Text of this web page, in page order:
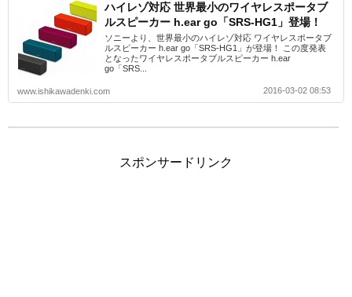
ハイレゾ対応 世界最小のワイヤレスポータブ
ルスピーカー h.ear go「SRS-HG1」登場！
ソニーより、世界最小のハイレゾ対応 ワイヤレスポータブ
ルスピーカー h.ear go「SRS-HG1」が登場！ この度発表
となったワイヤレスポータブルスピーカー h.ear
go「SRS...
www.ishikawadenki.com 2016-03-02 08:53
スポンサードリンク